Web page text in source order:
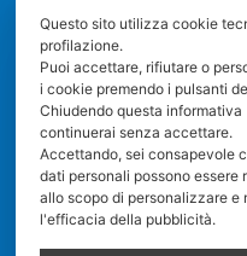
Ufficio Vendite:
I nostri
dal Lunedi al
Iscriviti
Privacy
Questo sito utilizza cookie
profilazione.
Puoi accettare, rifiutare o
i cookie premendo i pulsanti
Chiudendo questa informativa
continuerai senza accettare.
Accettando, sei consapevole
dati personali possono essere
allo scopo di personalizzare e
l'efficacia della pubblicità.